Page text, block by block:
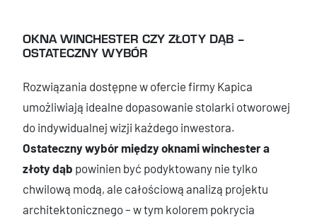
OKNA WINCHESTER CZY ZŁOTY DĄB –
OSTATECZNY WYBÓR
Rozwiązania dostępne w ofercie firmy Kapica
umożliwiają idealne dopasowanie stolarki otworowej
do indywidualnej wizji każdego inwestora.
Ostateczny wybór między oknami winchester a
złoty dąb powinien być podyktowany nie tylko
chwilową modą, ale całościową analizą projektu
architektonicznego – w tym kolorem pokrycia